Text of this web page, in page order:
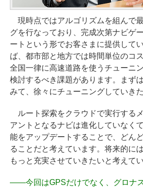
現時点ではアルゴリズムを組んで
グを行なっており、完成次第ナビゲ
ートという形でお客さまに提供して
ば、都市部と地方では時間単位のコ
全国一律に高速道路を使うチューニ
検討するべき課題があります。まず
みて、徐々にチューニングしていきた
ルート探索をクラウドで実行する
アントとなるナビは進化していなく
能をアップデートすることで、どん
ることだと考えています。将来的に
もっと充実させていきたいと考えてい
――今回はGPSだけでなく、グロナ